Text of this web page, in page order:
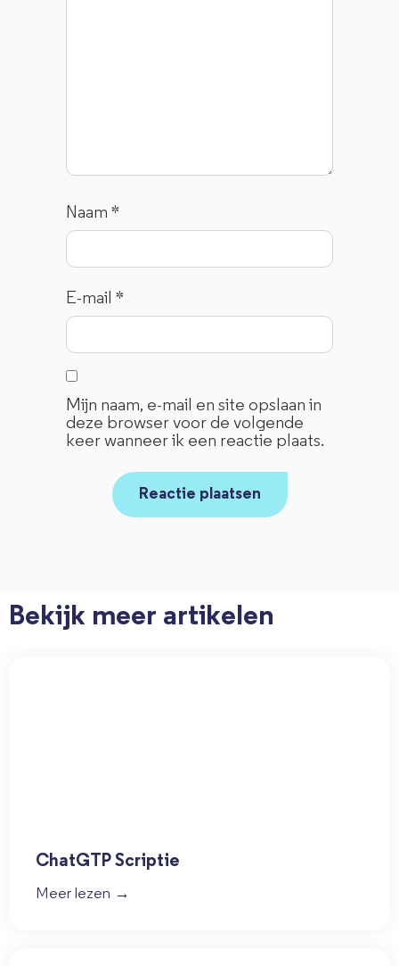
Naam*
E-mail*
Mijn naam, e-mail en site opslaan in
deze browser voor de volgende
keer wanneer ik een reactie plaats.
Bekijk meer artikelen
ChatGTP Scriptie
Meer lezen →